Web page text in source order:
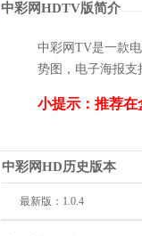
中彩网HDTV版简介
中彩网TV是一款
势图，电子海报支
小提示：推荐在
中彩网HD历史版本
最新版：1.0.4